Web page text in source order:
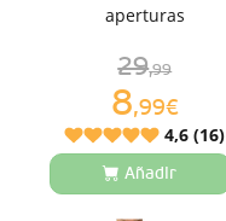
aperturas
29,99
8,99€
4,6 (16)
Añadir